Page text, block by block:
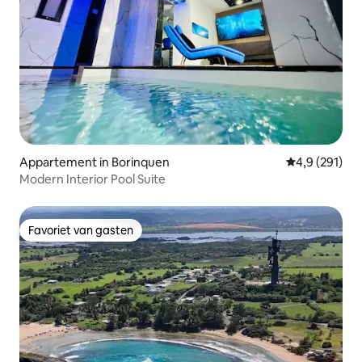
Appartement in Borinquen Gemiddelde
4,9 (291)
Modern Interior Pool Suite
Favoriet van gasten
Favoriet van gasten